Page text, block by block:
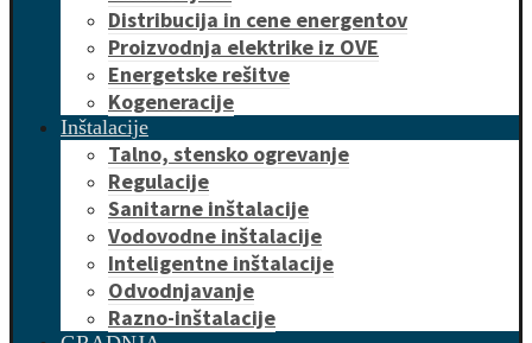
Distribucija in cene energentov
Proizvodnja elektrike iz OVE
Energetske rešitve
Kogeneracije
Inštalacije
Talno, stensko ogrevanje
Regulacije
Sanitarne inštalacije
Vodovodne inštalacije
Inteligentne inštalacije
Odvodnjavanje
Razno-inštalacije